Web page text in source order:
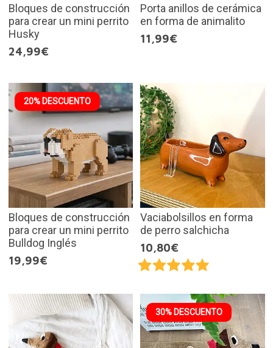
Bloques de construcción
para crear un mini perrito
Husky
24,99€
Porta anillos de cerámica
en forma de animalito
11,99€
20% DESCUENTO
Bloques de construcción
para crear un mini perrito
Bulldog Inglés
19,99€
Vaciabolsillos en forma
de perro salchicha
10,80€
30% DESCUENTO